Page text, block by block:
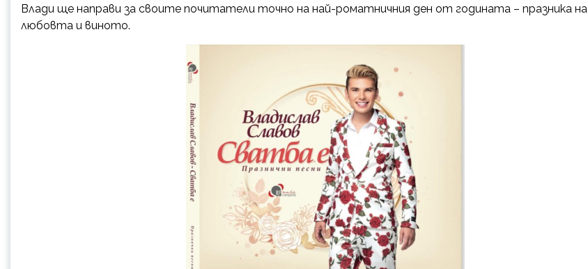
Влади ще направи за своите почитатели точно на най-роматничния ден от годината – празника на
любовта и виното.